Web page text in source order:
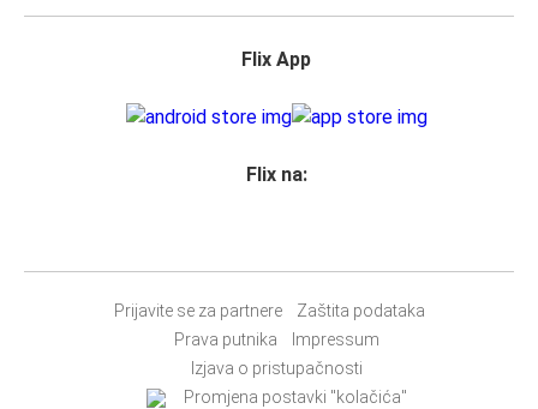
Flix App
Flix na:
Prijavite se za partnere
Zaštita podataka
Prava putnika
Impressum
Izjava o pristupačnosti
Promjena postavki "kolačića"